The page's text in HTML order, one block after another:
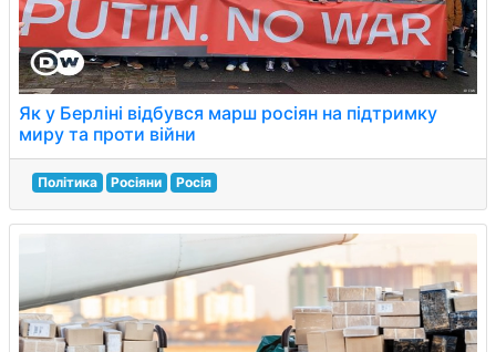
Як у Берліні відбувся марш росіян на підтримку
миру та проти війни
Політика Росіяни Росія